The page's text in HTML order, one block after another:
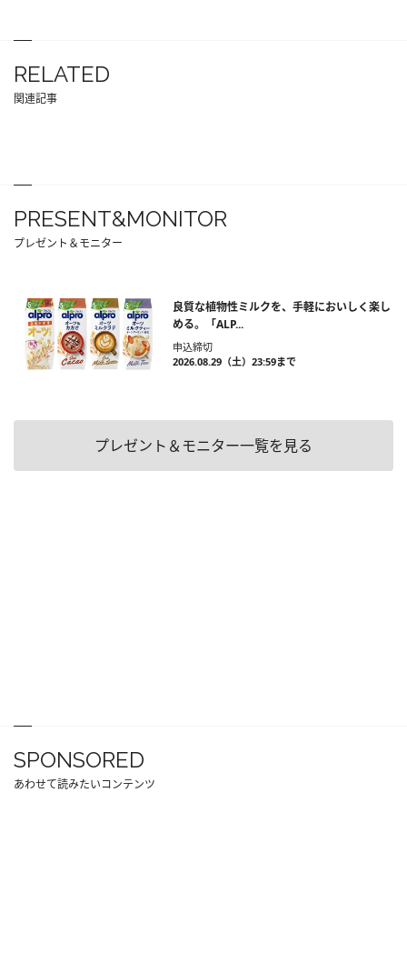
RELATED
関連記事
PRESENT&MONITOR
プレゼント＆モニター
良質な植物性ミルクを、手軽においしく楽し
める。「ALP...
申込締切
2026.08.29（土）23:59まで
プレゼント＆モニター一覧を見る
SPONSORED
あわせて読みたいコンテンツ